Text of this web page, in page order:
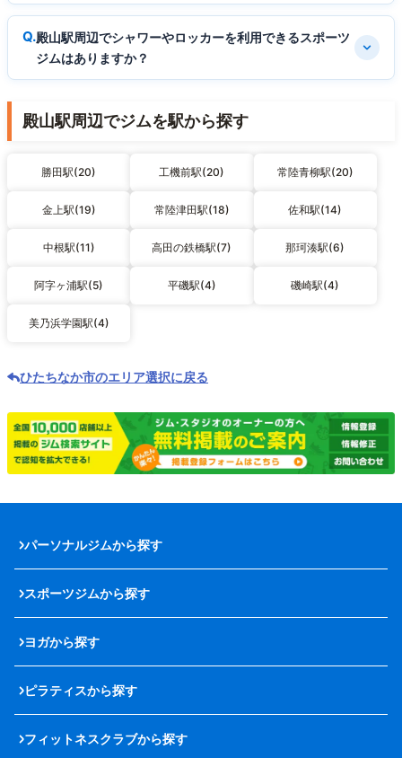
殿山駅周辺でシャワーやロッカーを利用できるスポーツ
ジムはありますか？
殿山駅周辺でジムを駅から探す
勝田駅(20) 工機前駅(20) 常陸青柳駅(20)
金上駅(19) 常陸津田駅(18) 佐和駅(14)
中根駅(11) 高田の鉄橋駅(7) 那珂湊駅(6)
阿字ヶ浦駅(5) 平磯駅(4) 磯崎駅(4)
美乃浜学園駅(4)
ひたちなか市のエリア選択に戻る
パーソナルジムから探す
スポーツジムから探す
ヨガから探す
ピラティスから探す
フィットネスクラブから探す